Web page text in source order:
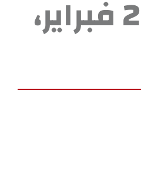
21 فبراير،